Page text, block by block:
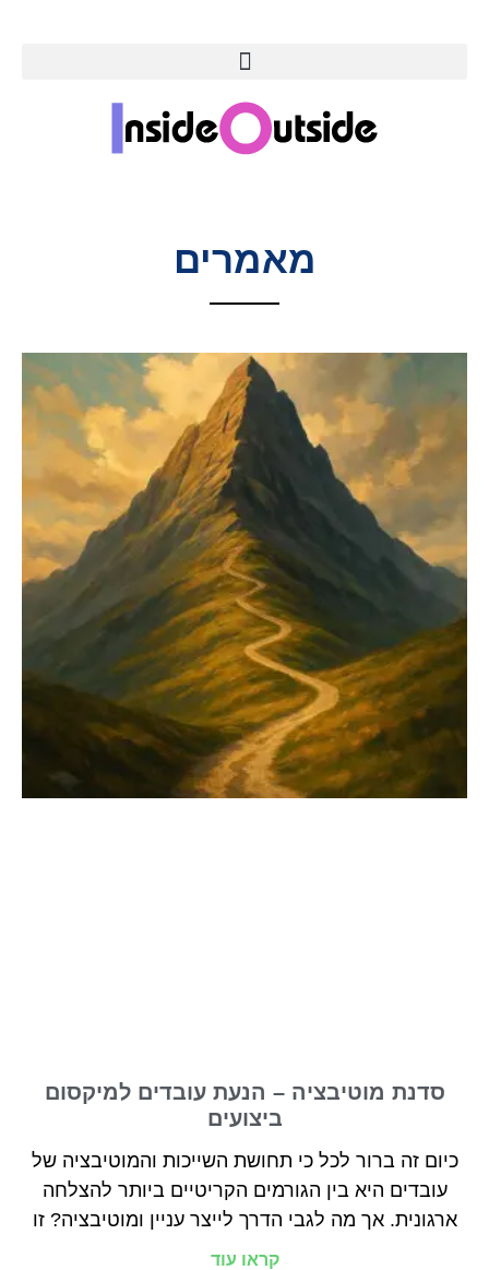
מאמרים
סדנת מוטיבציה – הנעת עובדים למיקסום
ביצועים
כיום זה ברור לכל כי תחושת השייכות והמוטיבציה של
עובדים היא בין הגורמים הקריטיים ביותר להצלחה
ארגונית. אך מה לגבי הדרך לייצר עניין ומוטיבציה? זו
קראו עוד